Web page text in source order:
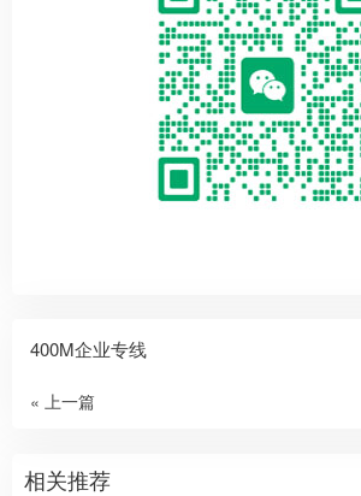
400M企业专线
« 上一篇
相关推荐